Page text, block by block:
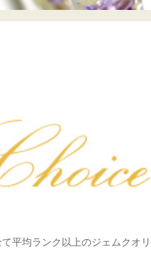
平均ランク以上のジェムクオリ